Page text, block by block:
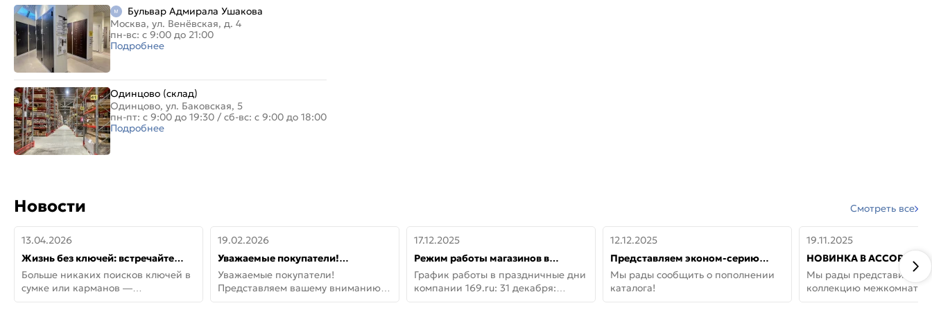
Бульвар Адмирала Ушакова
Москва, ул. Венёвская, д. 4
пн-вс: с 9:00 до 21:00
Подробнее
Одинцово (склад)
Одинцово, ул. Баковская, 5
пн-пт: с 9:00 до 19:30 / сб-вс: с 9:00 до 18:00
Подробнее
Новости Смотреть все
13.04.2026
Жизнь без ключей: встречайте
новую дверь СИТИ ИНТЕГРА
АйКью!
Больше никаких поисков ключей в
сумке или карманов —
представляем СИТИ ИНТЕГРА
19.02.2026
Уважаемые покупатели!
Представляем вашему вниманию
новинки от Armadillo!
Уважаемые покупатели!
Представляем вашему вниманию
новинки от Armadillo! Новая
17.12.2025
Режим работы магазинов в
праздничные дни с 31 декабря по
11 января
График работы в праздничные дни
компании 169.ru: 31 декабря:
Заказы, самовывоз и доставки —
12.12.2025
Представляем эконом-серию
дверей от бренда Portika, где цена
не значит «просто»
Мы рады сообщить о пополнении
каталога!
19.11.2025
НОВИНКА В
ДВЕРИ GLOSSMAT —
НЕОКЛАССИКА И УЮТ
Мы рады представить
коллекцию
GlossMat